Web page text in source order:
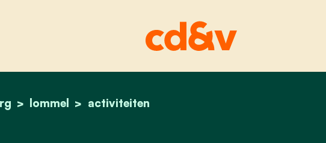
home
lommel activiteiten
wittelintjesactie in lommel